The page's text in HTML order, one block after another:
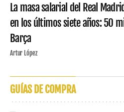
La masa salarial del Real
en los últimos siete años: 50
Barça
Artur López
GUÍAS DE COMPRA